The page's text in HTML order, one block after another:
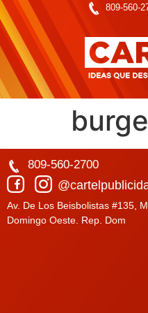
809-560-
809-560-2700
Av. De Los Beisbolistas #135,
Domingo Oeste. Rep. Dom